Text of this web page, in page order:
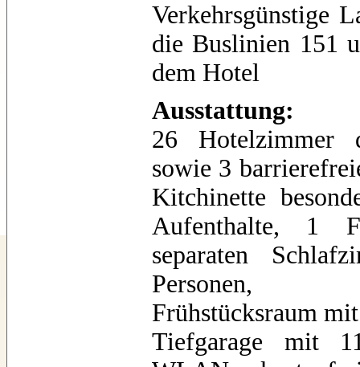
Verkehrsgünstige
die Buslinien 151
dem Hotel
Ausstattung:
26 Hotelzimmer
sowie 3
Kitchinette
Aufenthalte, 1
separaten
Frühstücksraum
Tiefgarage mit